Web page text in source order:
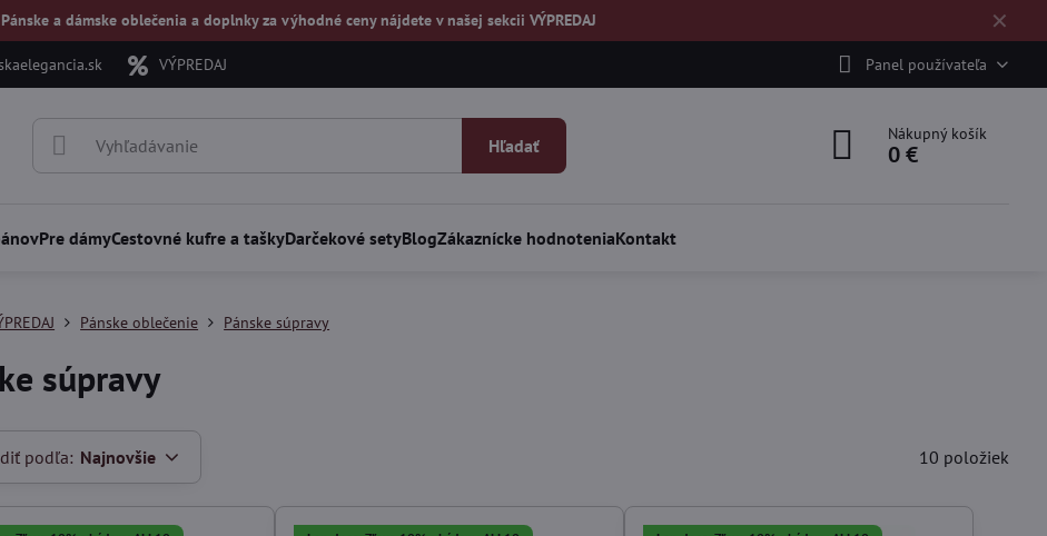
✕
Pánske a dámske oblečenia a doplnky za výhodné ceny nájdete v našejsekcii VÝPREDAJ
VÝPREDAJ Panel používateľa
Hľadať
Nákupný košík
0 €
Pre dámyCestovné kufre a taškyDarčekové setyBlogZákaznícke hodnoteniaKontakt
Pánske oblečenie Pánske súpravy
súpravy
podľa: Najnovšie 10 položiek